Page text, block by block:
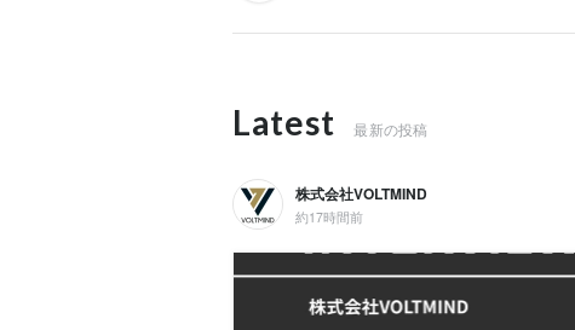
Latest 最新の投稿
株式会社VOLTMIND
約17時間前